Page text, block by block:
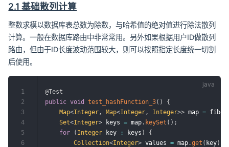
2.1 基础散列计算
整数求模以数据库表总数为除数，与哈希值的绝对值进行除法散列
计算。一般在数据库路由中非常常用。另外如果根据用户ID做散列
路由，但由于ID长度波动范围较大，则可以按照指定长度统一切割
后使用。
@Test
public void test_hashFunction_3( )
{
Map<Integer , Map<Integer , Integer>> map =
Set<Integer> keys = map . keySet ( ) ;
for
( Integer key : keys )
{
Collection<Integer> values = map .get ( key)
1
2
3
4
5
6